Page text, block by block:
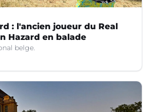
: l'ancien joueur du Real
Hazard en balade
belge.